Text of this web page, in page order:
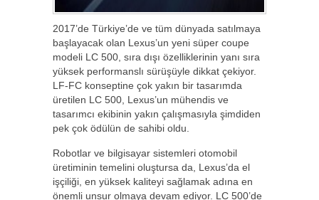
2017’de Türkiye’de ve tüm dünyada satılmaya
başlayacak olan Lexus’un yeni süper coupe
modeli LC 500, sıra dışı özelliklerinin yanı sıra
yüksek performanslı sürüşüyle dikkat çekiyor.
LF-FC konseptine çok yakın bir tasarımda
üretilen LC 500, Lexus’un mühendis ve
tasarımcı ekibinin yakın çalışmasıyla şimdiden
pek çok ödülün de sahibi oldu.
Robotlar ve bilgisayar sistemleri otomobil
üretiminin temelini oluştursa da, Lexus’da el
işçiliği, en yüksek kaliteyi sağlamak adına en
önemli unsur olmaya devam ediyor. LC 500’de